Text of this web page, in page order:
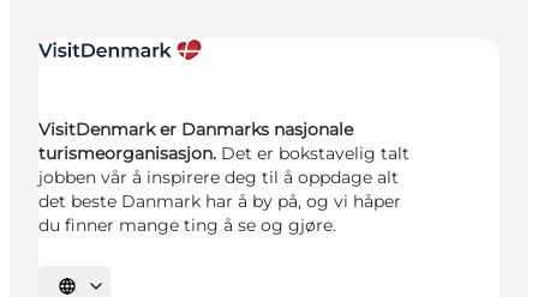
VisitDenmark er Danmarks nasjonale
turismeorganisasjon. Det er bokstavelig talt
jobben vår å inspirere deg til å oppdage alt
det beste Danmark har å by på, og vi håper
du finner mange ting å se og gjøre.
Velg språk